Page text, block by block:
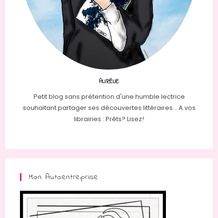
AURÉLIE
Petit blog sans prétention d'une humble lectrice
souhaitant partager ses découvertes littéraires... A vos
librairies : Prêts? Lisez!
Mon Autoentreprise